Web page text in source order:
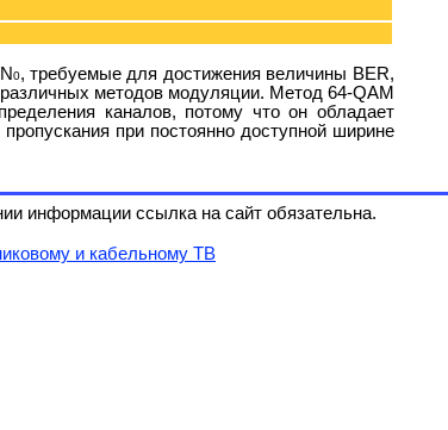
0, требуемые для достижения величины BER,
методов модуляции. Метод 64-QAM
каналов, потому что он обладает
при постоянно доступной ширине
информации ссылка на сайт обязательна.